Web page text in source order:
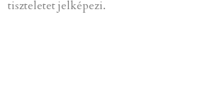
tiszteletet jelképezi.